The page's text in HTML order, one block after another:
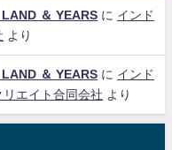
＆ YEARS に インド
より
＆ YEARS に インド
エイト合同会社 より